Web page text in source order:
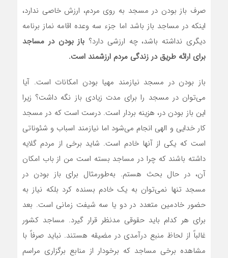
صرف باز بودن در مسجد به روی مردم، ارزش خاصی ندارد،
اینکه در مساجد باز باشد اما جزء سه وعده اقامه نماز برنامه
دیگری نداشته باشد، چه ارزشی دارد؟ باز بودن در مساجد
برای ارائه طریق در زندگی مردم ارزشمند است.
باز بودن در مسجد نیازمند مهیا بودن امکانات است. آیا
می‌توان در مسجد را برای مدت زیادی باز نگه داشت؟ زیرا
این باز بودن در، هزینه بردار است. درست است که در مسجد
کار خدایی و الهی انجام می‌شود اما نیازمند اسباب و شئوناتی
است که یکی از آنها خادم است. شاید برخی از مردم گلایه
داشته باشند که چرا در مساجد بسته است من از باب امکان
آن، در حال بحث هستم. به‌طورمثال برای باز بودن در
مسجد تنها نمی‌توان به یک خادم بسنده کرد بلکه نیاز به
حضور خادمین متعدد در دو یا سه شیفت زمانی است. بعد
برای هر کدام باید حقوقی مدنظر قرار گیرد. مساجد کشور
غالباً از لحاظ منبع درآمدی در مضیقه هستند. نباید صرفاً با
مشاهده برخی مساجد که برخودار از منابع برگزاری مراسم